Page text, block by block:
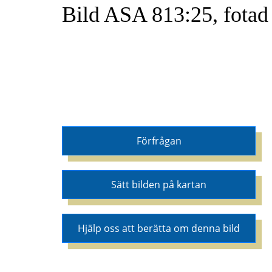
Bild ASA 813:25,
Förfrågan
Sätt bilden på kartan
Hjälp oss att berätta om denna bild